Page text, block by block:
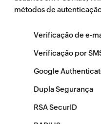
métodos de
Verificação de e-
Verificação por
Google
Dupla Segurança
RSA SecurID